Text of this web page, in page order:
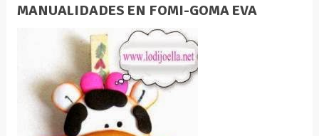
MANUALIDADES EN FOMI-GOMA EVA